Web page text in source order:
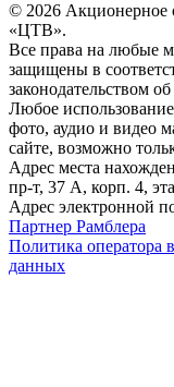
© 2026 Акционерное
«ЦТВ».
Все права на любые
защищены в
законодательством
Любое
фото, аудио и видео
сайте, возможно
Адрес места
пр-т, 37 А, корп. 4,
Адрес электронной
Партнер Рамблера
Политика оператора
данных